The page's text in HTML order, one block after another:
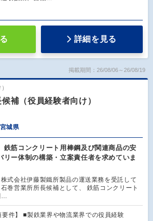
詳細を見る
掲載期間：26/08/06～26/08/19
補（役員経験者向け）
宮城県
鉄筋コンクリート用棒鋼及び関連商品の安
リー体制の構築・立案責任者を求めていま
式会社伊藤製鐵所製品の運送業務を受託して
巻営業所所長候補として、 鉄筋コンクリート
要件】 ■製鉄業界や物流業界での役員経験